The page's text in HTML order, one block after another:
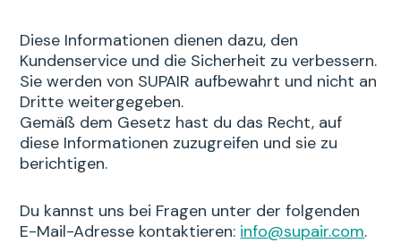
Diese Informationen dienen dazu, den
Kundenservice und die Sicherheit zu verbessern.
Sie werden von SUPAIR aufbewahrt und nicht an
Dritte weitergegeben.
Gemäß dem Gesetz hast du das Recht, auf
diese Informationen zuzugreifen und sie zu
berichtigen.
Du kannst uns bei Fragen unter der folgenden
E-Mail-Adresse kontaktieren: info@supair.com.